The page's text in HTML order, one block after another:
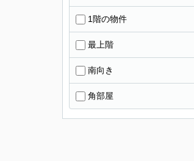
1階の物件
最上階
南向き
角部屋